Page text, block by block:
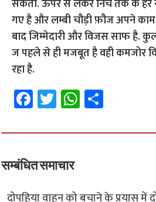
सकती. ऊपर से लेकर निचे तक के हर
गए है और लम्बी चौड़ी फ़ौज अपने
बाद जिम्मेदारी और विजस साफ है.
ज पहले से ही मजबूत है वही कमजोर
रहा है.
Fa
ce
b
o
o
k
T
wi
tt
er
W
h
at
p
ar
सम्बंधित समाचार
दोपहिया वाहन को बचाने के प्रयास में